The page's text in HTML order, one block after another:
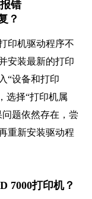
错
？
印机驱动程序不
安装最新的打印
“设备和打印
选择“打印机属
题依然存在，尝
重新安装驱动程
7000打印机？